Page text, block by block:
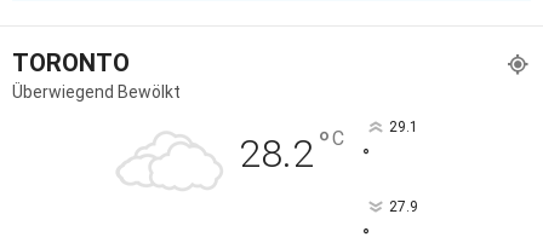
TORONTO
Überwiegend Bewölkt
28.2°C 29.1
°
27.9
°